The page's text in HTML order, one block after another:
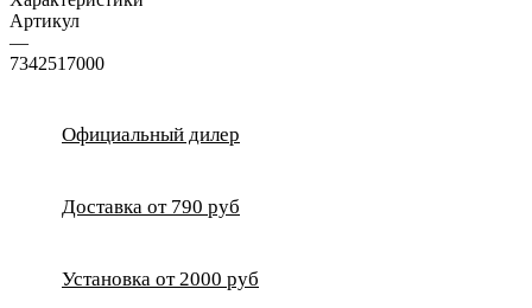
Артикул
—
7342517000
Официальный дилер
Доставка от 790 руб
Установка от 2000 руб